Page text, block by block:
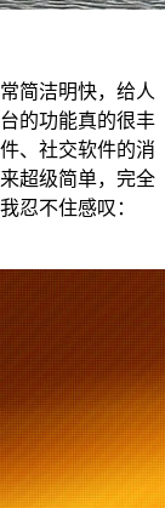
简洁明快，给人
的功能真的很丰
、社交软件的消
超级简单，完全
忍不住感叹：